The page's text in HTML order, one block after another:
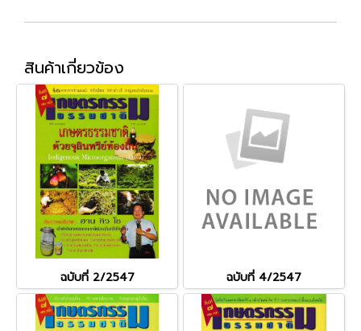
สินค้าเกี่ยวข้อง
ฉบับที่ 2/2547 ฉบับที่ 4/2547